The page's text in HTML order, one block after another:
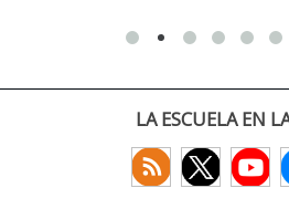
LA ESCUELA EN